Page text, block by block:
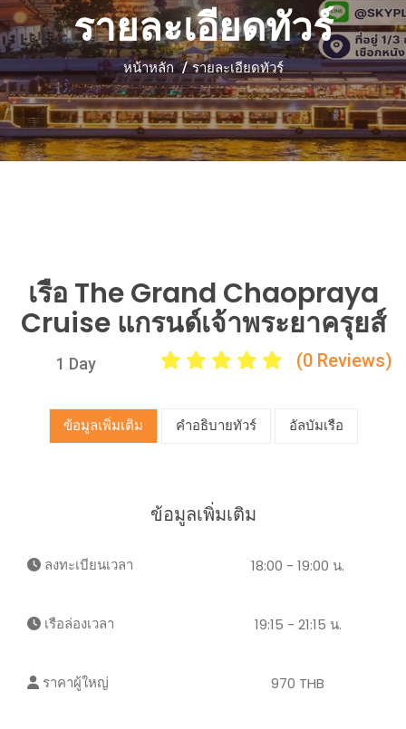
รายละเอียดทัวร์
หน้าหลัก รายละเอียดทัวร์
เรือ The Grand Chaopraya
Cruise แกรนด์เจ้าพระยาครุยส์
1 Day (0 Reviews)
ข้อมูลเพิ่มเติม คำอธิบายทัวร์ อัลบัมเรือ
ข้อมูลเพิ่มเติม
ลงทะเบียนเวลา
เรือล่องเวลา
ราคาผู้ใหญ่
18:00 - 19:00 น.
19:15 - 21:15 น.
970 THB